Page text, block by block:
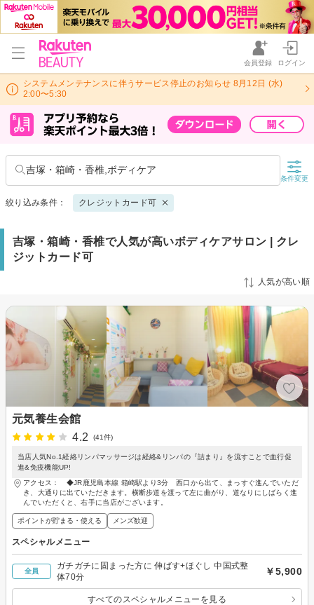
会員登録 ログイン
システムメンテナンスに伴うサービス停止のお知らせ 8月12日 (水)
2:00〜5:30
吉塚・箱崎・香椎,ボディケア
条件変更
絞り込み条件： クレジットカード可
吉塚・箱崎・香椎で人気が高いボディケアサロン | クレ
ジットカード可
人気が高い順
元気養生会館
4.2
(41件)
当店人気No.1経絡リンパマッサージは経絡&リンパの『詰まり』を流すことで血行促
進&免疫機能UP!
アクセス： ◆JR鹿児島本線 箱崎駅より3分 西口から出て、まっすぐ進んでいただ
き、大通りに出ていただきます。横断歩道を渡って左に曲がり、道なりにしばらく進
んでいただくと、右手に当店がございます。
ポイントが貯まる・使える メンズ歓迎
スペシャルメニュー
全員
ガチガチに固まった方に 伸ばす+ほぐし 中国式整
体70分
￥5,900
すべてのスペシャルメニューを見る